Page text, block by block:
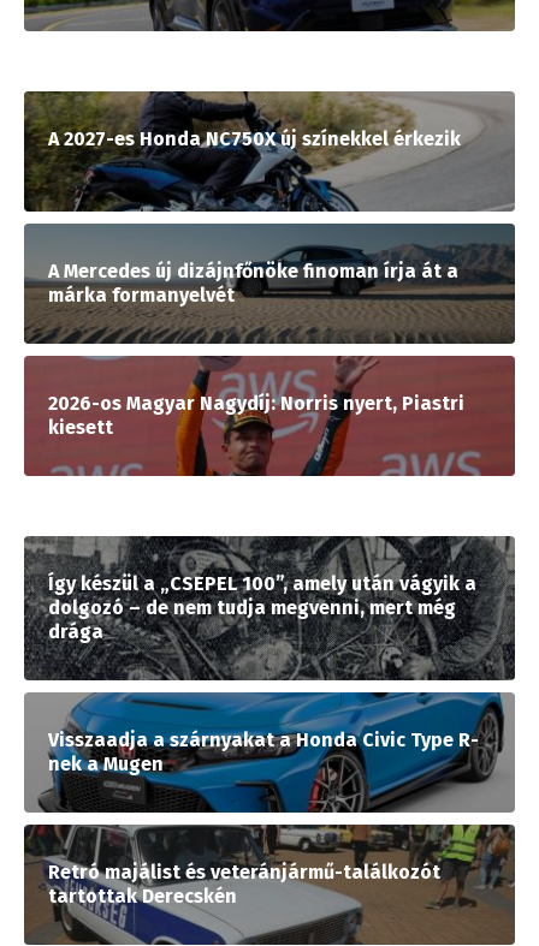
A 2027-es Honda NC750X új színekkel érkezik
A Mercedes új dizájnfőnöke finoman írja át a
márka formanyelvét
2026-os Magyar Nagydíj: Norris nyert, Piastri
kiesett
Így készül a „CSEPEL 100”, amely után vágyik a
dolgozó – de nem tudja megvenni, mert még
drága
Visszaadja a szárnyakat a Honda Civic Type R-
nek a Mugen
Retró majálist és veteránjármű-találkozót
tartottak Derecskén